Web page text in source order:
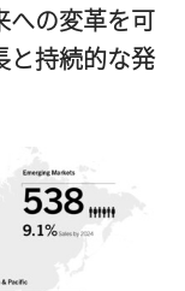
への変革を可
と持続的な発